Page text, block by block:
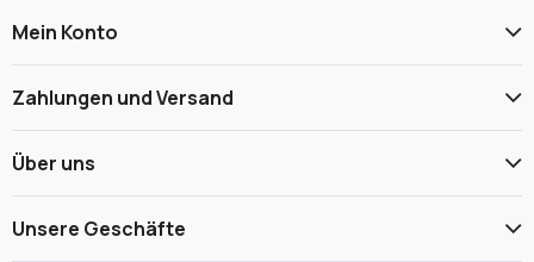
Mein Konto
Zahlungen und Versand
Über uns
Unsere Geschäfte